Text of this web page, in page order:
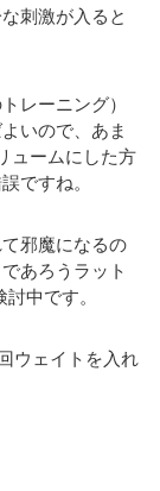
刺激が入ると
レーニング）
いので、あま
ュームにした方
ですね。
邪魔になるの
あろうラット
中です。
ウェイトを入れ